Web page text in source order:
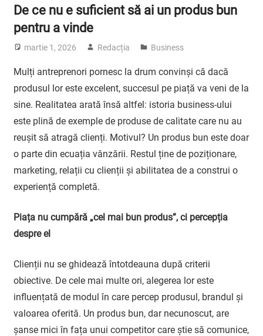
De ce nu e suficient să ai un produs bun
pentru a vinde
martie 1, 2026 Redacția Business
Mulți antreprenori pornesc la drum convinși că dacă
produsul lor este excelent, succesul pe piață va veni de la
sine. Realitatea arată însă altfel: istoria business-ului
este plină de exemple de produse de calitate care nu au
reușit să atragă clienți. Motivul? Un produs bun este doar
o parte din ecuația vânzării. Restul ține de poziționare,
marketing, relații cu clienții și abilitatea de a construi o
experiență completă.
Piața nu cumpără „cel mai bun produs”, ci percepția
despre el
Clienții nu se ghidează întotdeauna după criterii
obiective. De cele mai multe ori, alegerea lor este
influențată de modul în care percep produsul, brandul și
valoarea oferită. Un produs bun, dar necunoscut, are
șanse mici în fața unui competitor care știe să comunice,